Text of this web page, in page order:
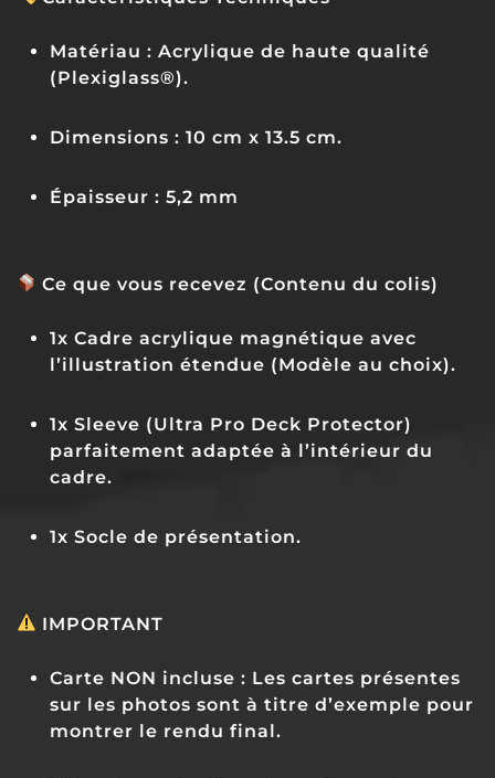
Matériau : Acrylique de haute qualité
(Plexiglass®).
Dimensions : 10 cm x 13.5 cm.
Épaisseur : 5,2 mm
Ce que vous recevez (Contenu du colis)
1x Cadre acrylique magnétique avec
l’illustration étendue (Modèle au choix).
1x Sleeve (Ultra Pro Deck Protector)
parfaitement adaptée à l’intérieur du
cadre.
1x Socle de présentation.
IMPORTANT
Carte NON incluse : Les cartes présentes
sur les photos sont à titre d’exemple pour
montrer le rendu final.